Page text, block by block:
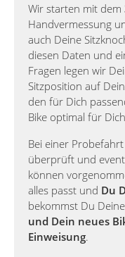
Wir starten mit dem
Handvermessung
auch Deine
diesen Daten und
Fragen legen wir
Sitzposition auf
den für Dich
Bike optimal für
Bei einer
überprüft und
können
alles passt und Du
bekommst Du
und Dein neues
Einweisung.